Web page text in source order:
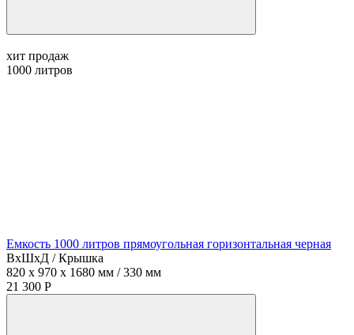
хит продаж
1000 литров
Емкость 1000 литров прямоугольная горизонтальная черная
ВхШхД / Крышка
820 x 970 x 1680 мм / 330 мм
21 300 Р